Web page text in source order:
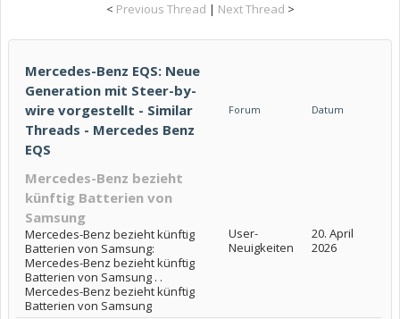
< Previous Thread | Next Thread >
Mercedes-Benz EQS: Neue
Generation mit Steer-by-
wire vorgestellt - Similar
Threads - Mercedes Benz
EQS
Forum Datum
Mercedes-Benz bezieht
künftig Batterien von
Samsung
Mercedes-Benz bezieht künftig
Batterien von Samsung:
Mercedes-Benz bezieht künftig
Batterien von Samsung . .
Mercedes-Benz bezieht künftig
Batterien von Samsung
User-
Neuigkeiten
20. April
2026